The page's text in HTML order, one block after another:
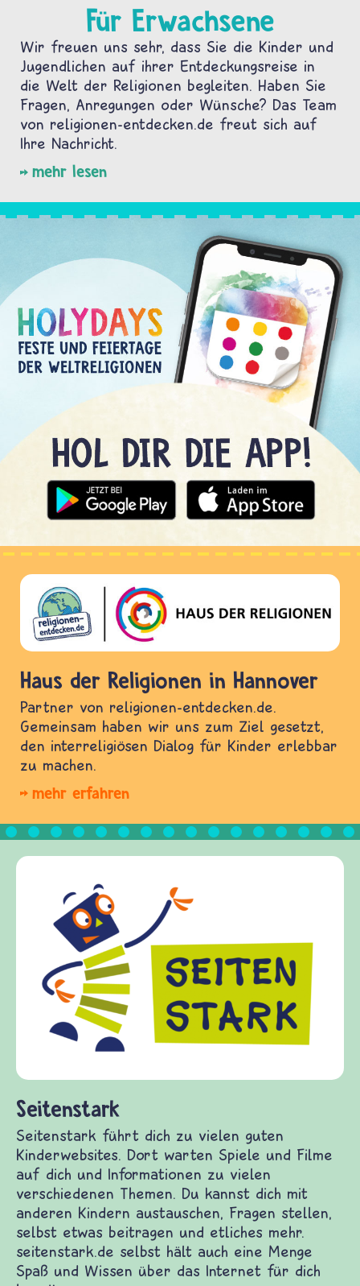
Für Erwachsene
Wir freuen uns sehr, dass Sie die Kinder und
Jugendlichen auf ihrer Entdeckungsreise in
die Welt der Religionen begleiten. Haben Sie
Fragen, Anregungen oder Wünsche? Das Team
von religionen-entdecken.de freut sich auf
Ihre Nachricht.
mehr lesen
Haus der Religionen in Hannover
Partner von religionen-entdecken.de.
Gemeinsam haben wir uns zum Ziel gesetzt,
den interreligiösen Dialog für Kinder erlebbar
zu machen.
mehr erfahren
Seitenstark
Seitenstark führt dich zu vielen guten
Kinderwebsites. Dort warten Spiele und Filme
auf dich und Informationen zu vielen
verschiedenen Themen. Du kannst dich mit
anderen Kindern austauschen, Fragen stellen,
selbst etwas beitragen und etliches mehr.
seitenstark.de selbst hält auch eine Menge
Spaß und Wissen über das Internet für dich